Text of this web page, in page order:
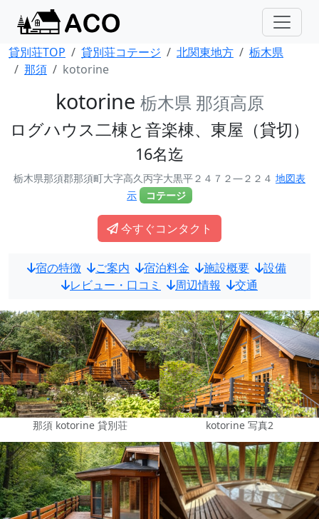
貸別荘TOP 貸別荘コテージ 北関東地方
栃木県
那須
kotorine
kotorine 栃木県 那須高原
ログハウス二棟と音楽棟、東屋（貸切）
16名迄
栃木県那須郡那須町大字高久丙字大黒平２４７２―２２４ 地図表
示
コテージ
今すぐコンタクト
宿の特徴 ご案内 宿泊料金 施設概要
設備
レビュー・口コミ
周辺情報 交通
那須 kotorine 貸別荘 kotorine 写真2